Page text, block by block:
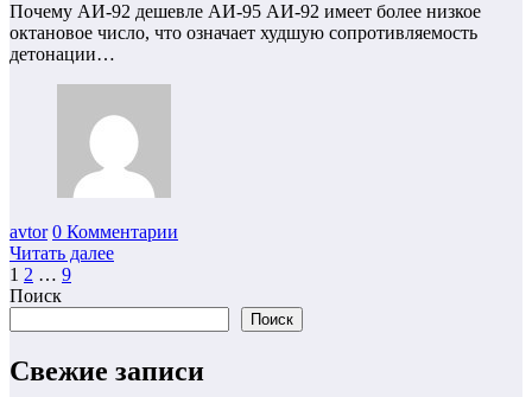
Почему АИ‑92 дешевле АИ‑95 АИ‑92 имеет более низкое
октановое число, что означает худшую сопротивляемость
детонации…
avtor 0 Комментарии
Читать далее
Пагинация
записей
1 2 … 9
Поиск
Поиск
Свежие записи